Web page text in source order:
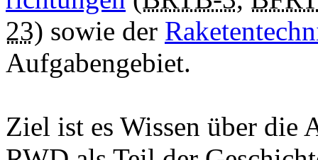
23) sowie der
Auf­ga­ben­gebiet.
Ziel ist es Wissen über die